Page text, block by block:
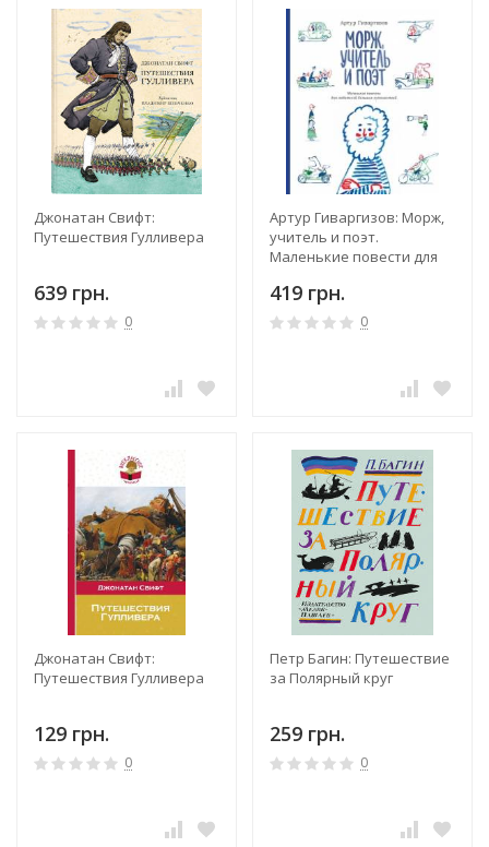
Джонатан Свифт:
Путешествия Гулливера
639 грн.
0
Артур Гиваргизов: Морж,
учитель и поэт.
Маленькие повести для
путешествий
419 грн.
0
Джонатан Свифт:
Путешествия Гулливера
129 грн.
0
Петр Багин: Путешествие
за Полярный круг
259 грн.
0